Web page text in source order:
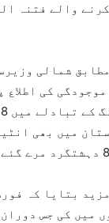
والے فتنہ
شمالی
کی اطلاع
میں بھی
بتایا کہ
میں کی جس